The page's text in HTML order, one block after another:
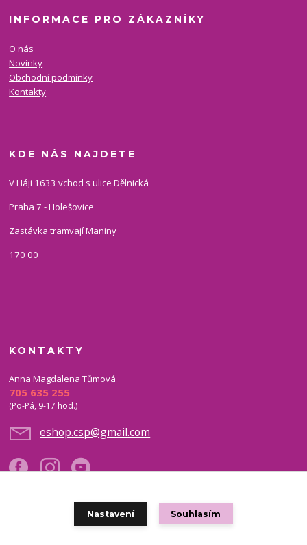
INFORMACE PRO ZÁKAZNÍKY
O nás
Novinky
Obchodní podmínky
Kontakty
KDE NÁS NAJDETE
V Háji 1633 vchod s ulice Dělnická
Praha 7 - Holešovice
Zastávka tramvají Maniny
170 00
KONTAKTY
Anna Magdalena Tůmová
705 635 255
(Po-Pá, 9-17 hod.)
eshop.csp@gmail.com
Nastavení Souhlasím